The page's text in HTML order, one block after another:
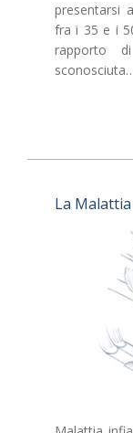
presentarsi
fra i 35 e i
rapporto
La